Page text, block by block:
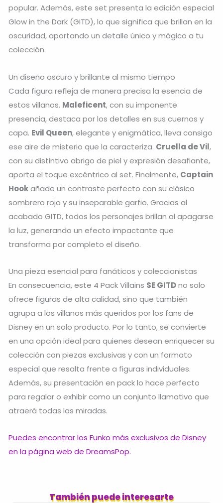
popular. Además, este set presenta la edición especial
Glow in the Dark (GITD), lo que significa que brillan en la
oscuridad, aportando un detalle único y mágico a tu
colección.
Un diseño oscuro y brillante al mismo tiempo
Cada figura refleja de manera precisa la esencia de
estos villanos. Maleficent, con su imponente
presencia, destaca por los detalles en sus cuernos y
capa. Evil Queen, elegante y enigmática, lleva consigo
ese aire de misterio que la caracteriza. Cruella de Vil,
con su distintivo abrigo de piel y expresión desafiante,
aporta el toque excéntrico al set. Finalmente, Captain
Hookañade un contraste perfecto con su clásico
sombrero rojo y su inseparable garfio. Gracias al
acabado GITD, todos los personajes brillan al apagarse
la luz, generando un efecto impactante que
transforma por completo el diseño.
Una pieza esencial para fanáticos y coleccionistas
En consecuencia, este 4 Pack Villains SE GITDno solo
ofrece figuras de alta calidad, sino que también
agrupa a los villanos más queridos por los fans de
Disney en un solo producto. Por lo tanto, se convierte
en una opción ideal para quienes desean enriquecer su
colección con piezas exclusivas y con un formato
especial que resalta frente a figuras individuales.
Además, su presentación en pack lo hace perfecto
para regalar o exhibir como un conjunto llamativo que
atraerá todas las miradas.
Puedes encontrar los Funko más exclusivos de Disney
en la página web de DreamsPop.
También puede interesarte